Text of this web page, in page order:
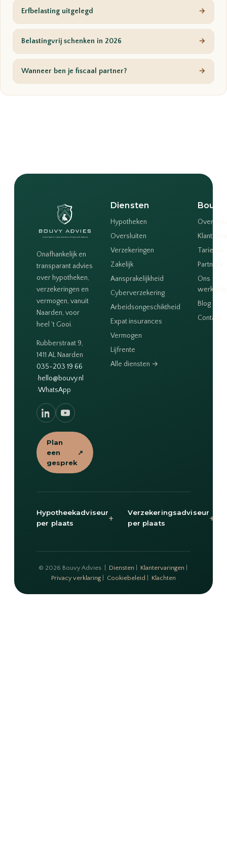
Erfbelasting uitgelegd →
Belastingvrij schenken in 2026 →
Wanneer ben je fiscaal partner? →
Onafhankelijk en
transparant advies
over hypotheken,
verzekeringen en
vermogen, vanuit
Naarden, voor
heel 't Gooi.
Rubberstraat 9,
1411 AL Naarden
035-203 19 66
·hello@bouvy.nl
·WhatsApp
Plan
een
gesprek
↗
Diensten
Hypotheken
Oversluiten
Verzekeringen
Zakelijk
Aansprakelijkheid
Cyberverzekering
Arbeidsongeschiktheid
Expat insurances
Vermogen
Lijfrente
Alle diensten →
Bouvy
Over
Tarieven
Partners
Ons
Blog
Contact
Hypotheekadviseur
per plaats
+
Verzekeringsadviseur
per plaats
+
© 2026 Bouvy Advies | Diensten Klantervaringen
Privacy verklaring
Cookiebeleid Klachten